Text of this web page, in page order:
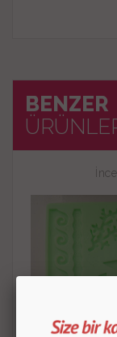
BENZER